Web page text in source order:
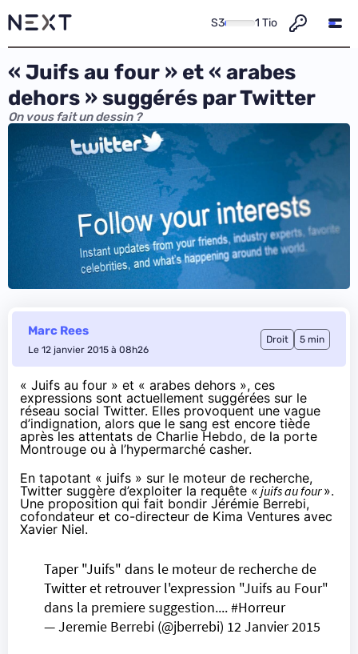
S3 1 Tio
« Juifs au four » et « arabes
dehors » suggérés par Twitter
On vous fait un dessin ?
Marc Rees
Le 12 janvier 2015 à 08h26
Droit 5 min
« Juifs au four » et « arabes dehors », ces
expressions sont actuellement suggérées sur le
réseau social Twitter. Elles provoquent une vague
d’indignation, alors que le sang est encore tiède
après les attentats de Charlie Hebdo, de la porte
Montrouge ou à l’hypermarché casher.
En tapotant « juifs » sur le moteur de recherche,
Twitter suggère d’exploiter la requête « juifs au four».
Une proposition qui fait bondir Jérémie Berrebi,
cofondateur et co-directeur de Kima Ventures avec
Xavier Niel.
Taper "Juifs" dans le moteur de recherche de
Twitter et retrouver l'expression "Juifs au Four"
dans la premiere suggestion....#Horreur
— Jeremie Berrebi (@jberrebi) 12 Janvier 2015